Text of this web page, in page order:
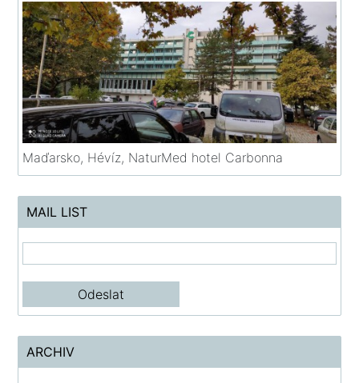
Maďarsko, Hévíz, NaturMed hotel Carbonna
MAIL LIST
ARCHIV